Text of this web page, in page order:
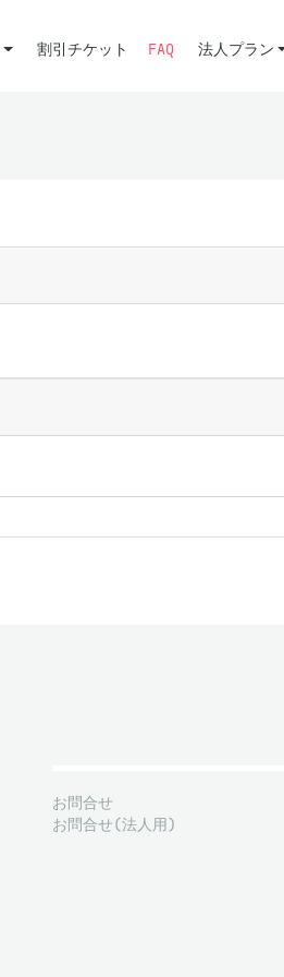
割引チケット FAQ 法人プラン
お問合せ
お問合せ(法人用)